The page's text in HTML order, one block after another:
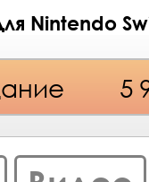
Nintendo
5